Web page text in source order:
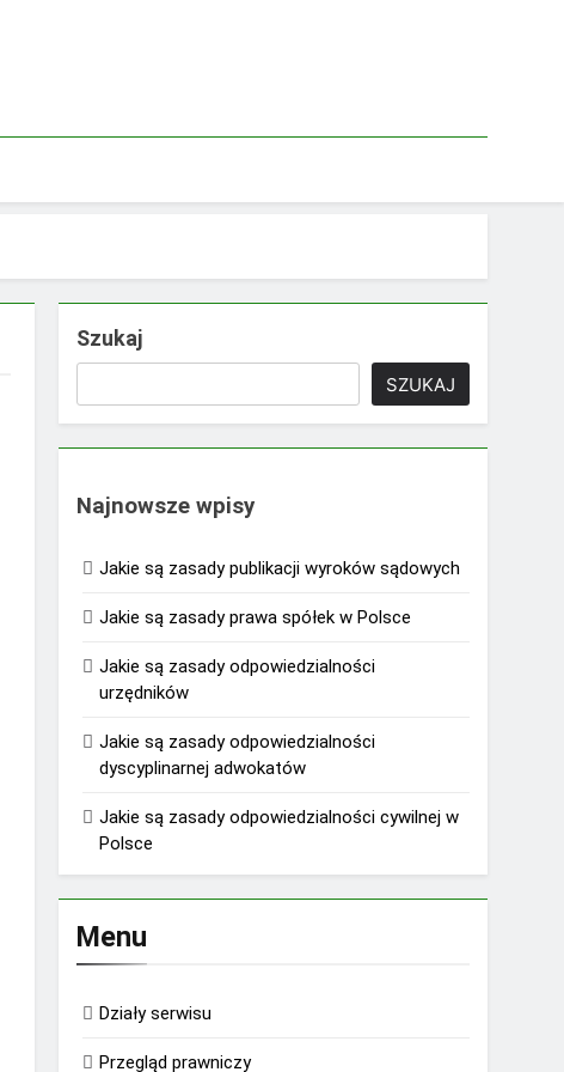
Szukaj
SZUKAJ
Najnowsze wpisy
Jakie są zasady publikacji wyroków sądowych
Jakie są zasady prawa spółek w Polsce
Jakie są zasady odpowiedzialności
urzędników
Jakie są zasady odpowiedzialności
dyscyplinarnej adwokatów
Jakie są zasady odpowiedzialności cywilnej w
Polsce
Menu
Działy serwisu
Przegląd prawniczy